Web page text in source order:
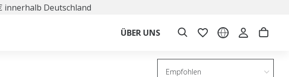
innerhalb Deutschland
ÜBER UNS
Empfohlen